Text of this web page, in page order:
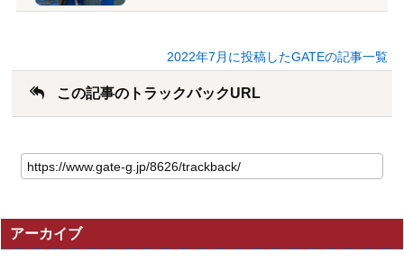
2022年7月に投稿したGATEの記事一覧
この記事のトラックバックURL
の
記
の
ト
ラ
アーカイブ